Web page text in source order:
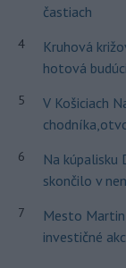
častiach
4
Kruhová
hotová
5
V Košiciach
6
Na kúpalisku
skončilo v
7
Mesto
investičné